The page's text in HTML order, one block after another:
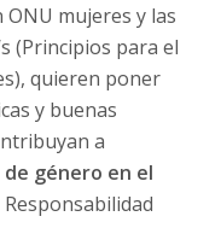
mujeres y las
(Principios para el
quieren poner
y buenas
a
género en el